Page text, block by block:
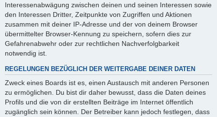
Interessenabwägung zwischen deinen und seinen Interessen sowie
den Interessen Dritter, Zeitpunkte von Zugriffen und Aktionen
zusammen mit deiner IP-Adresse und der von deinem Browser
übermittelter Browser-Kennung zu speichern, sofern dies zur
Gefahrenabwehr oder zur rechtlichen Nachverfolgbarkeit
notwendig ist.
REGELUNGEN BEZÜGLICH DER WEITERGABE DEINER DATEN
Zweck eines Boards ist es, einen Austausch mit anderen Personen
zu ermöglichen. Du bist dir daher bewusst, dass die Daten deines
Profils und die von dir erstellten Beiträge im Internet öffentlich
zugänglich sein können. Der Betreiber kann jedoch festlegen, dass